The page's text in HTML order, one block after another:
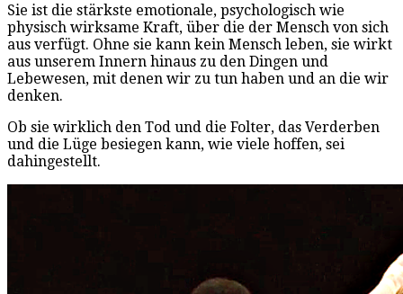
Sie ist die stärkste emotionale, psychologisch wie
physisch wirksame Kraft, über die der Mensch von sich
aus verfügt. Ohne sie kann kein Mensch leben, sie wirkt
aus unserem Innern hinaus zu den Dingen und
Lebewesen, mit denen wir zu tun haben und an die wir
denken.
Ob sie wirklich den Tod und die Folter, das Verderben
und die Lüge besiegen kann, wie viele hoffen, sei
dahingestellt.